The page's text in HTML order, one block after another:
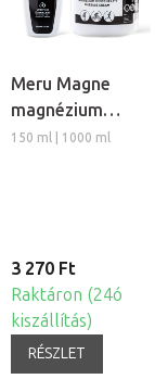
Meru Magne
magnézium
masszázs krém
150 ml | 1000 ml
3 270 Ft
Raktáron (24ó
kiszállítás)
RÉSZLET